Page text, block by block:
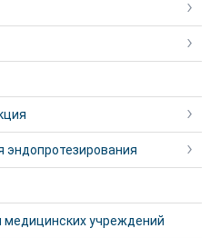
эндопротезирования
учреждений